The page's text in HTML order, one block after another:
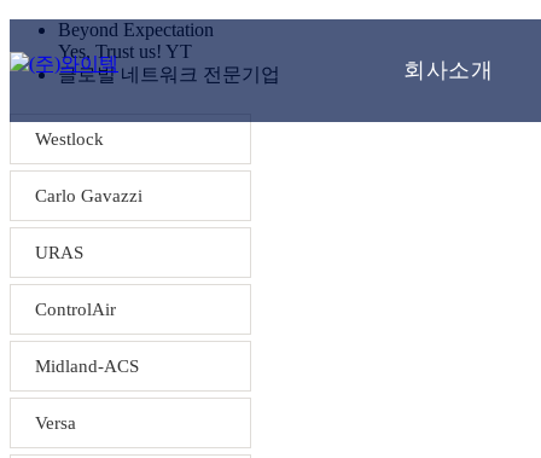
회사소개
Beyond Expectation
Yes, Trust us! YT
글로벌 네트워크 전문기업
Westlock
Carlo Gavazzi
URAS
ControlAir
Midland-ACS
Versa